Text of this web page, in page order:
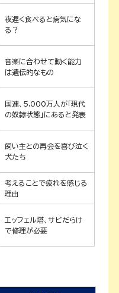
夜遅く食べると病気にな
る？
音楽に合わせて動く能力
は遺伝的なもの
国連、5,000万人が「現代
の奴隷状態」にあると発表
飼い主との再会を喜び泣く
犬たち
考えることで疲れを感じる
理由
エッフェル塔、サビだらけ
で修理が必要